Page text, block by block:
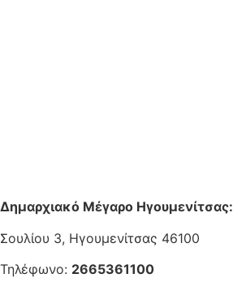
Δημαρχιακό Μέγαρο Ηγουμενίτσας:
Σουλίου 3, Ηγουμενίτσας 46100
Τηλέφωνο: 2665361100